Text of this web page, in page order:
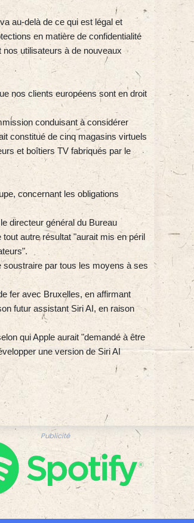
au-delà de ce qui est légal et
en matière de confidentialité
utilisateurs à de nouveaux
nos clients européens sont en droit
conduisant à considérer
constitué de cinq magasins virtuels
et boîtiers TV fabriqués par le
concernant les obligations
directeur général du Bureau
autre résultat "aurait mis en péril
par tous les moyens à ses
fer avec Bruxelles, en affirmant
futur assistant Siri AI, en raison
qui Apple aurait "demandé à être
une version de Siri AI
Publicité